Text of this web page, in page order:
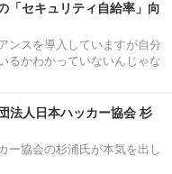
「セキュリティ自給率」向
ンスを導入していますが自分
るかわかっていないんじゃな
法人日本ハッカー協会 杉
ー協会の杉浦氏が本気を出し